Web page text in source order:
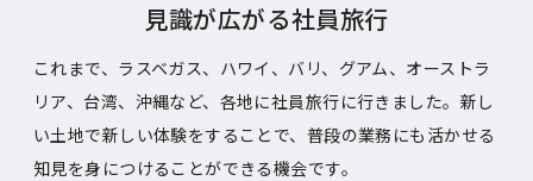
見識が広がる社員旅行
これまで、ラスベガス、ハワイ、バリ、グアム、オーストラ
リア、台湾、沖縄など、各地に社員旅行に行きました。新し
い土地で新しい体験をすることで、普段の業務にも活かせる
知見を身につけることができる機会です。